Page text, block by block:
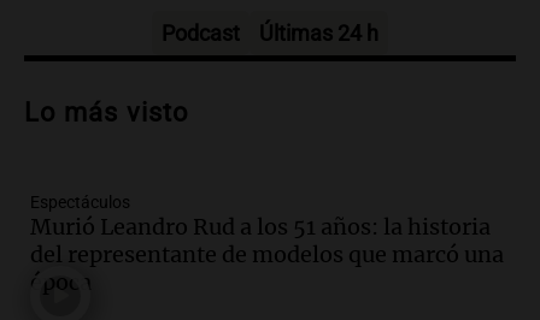
Audio.Nuevo desarrollo urbano y casa
en Villa María
Audio.
la Bulaya abrirá sus puertas mañana con
diversas actividades y sorpresas
Panorama Federal
Podcast Últimas 24 h
Lo más visto
Espectáculos
Murió Leandro Rud a los 51 años: la historia
del representante de modelos que marcó una
época